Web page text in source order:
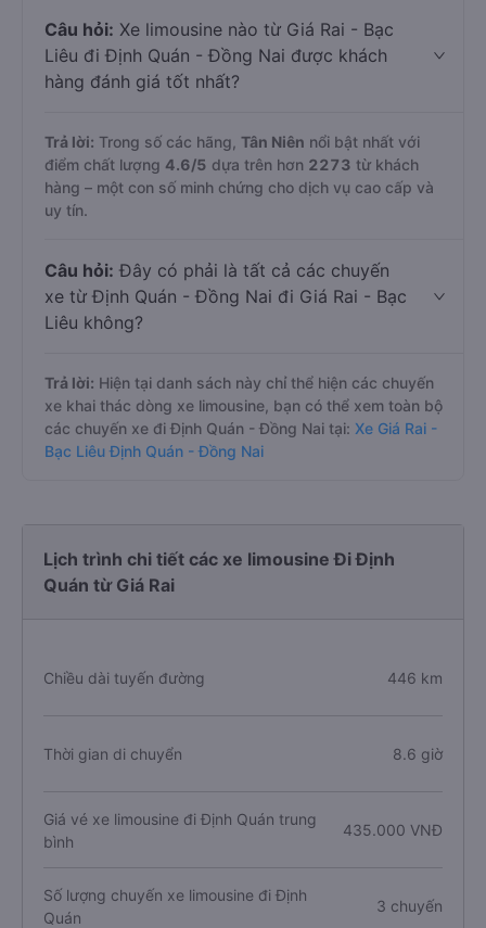
Câu hỏi: Xe limousine nào từ Giá Rai - Bạc
Liêu đi Định Quán - Đồng Nai được khách
hàng đánh giá tốt nhất?
Trả lời: Trong số các hãng, Tân Niên nổi bật nhất với
điểm chất lượng 4.6/5 dựa trên hơn 2273 từ khách
hàng – một con số minh chứng cho dịch vụ cao cấp và
uy tín.
Câu hỏi: Đây có phải là tất cả các chuyến
xe từ Định Quán - Đồng Nai đi Giá Rai - Bạc
Liêu không?
Trả lời: Hiện tại danh sách này chỉ thể hiện các chuyến
xe khai thác dòng xe limousine, bạn có thể xem toàn bộ
các chuyến xe đi Định Quán - Đồng Nai tại: Xe Giá Rai -
Bạc Liêu Định Quán - Đồng Nai
Lịch trình chi tiết các xe limousine Đi Định
Quán từ Giá Rai
Chiều dài tuyến đường 446 km
Thời gian di chuyển 8.6 giờ
Giá vé xe limousine đi Định Quán trung
bình
435.000 VNĐ
Số lượng chuyến xe limousine đi Định
Quán
3 chuyến